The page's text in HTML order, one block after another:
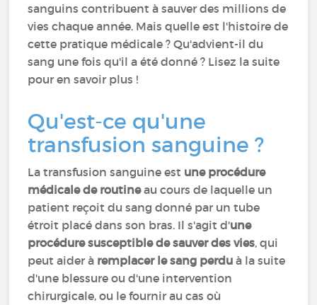
sanguins contribuent à sauver des millions de
vies chaque année. Mais quelle est l'histoire de
cette pratique médicale ? Qu'advient-il du
sang une fois qu'il a été donné ? Lisez la suite
pour en savoir plus !
Qu'est-ce qu'une
transfusion sanguine ?
La transfusion sanguine est une procédure
médicale de routineau cours de laquelle un
patient reçoit du sang donné par un tube
étroit placé dans son bras. Il s'agit d'une
procédure susceptible de sauver des vies, qui
peut aider à remplacer le sang perdu à la suite
d'une blessure ou d'une intervention
chirurgicale, ou le fournir au cas où